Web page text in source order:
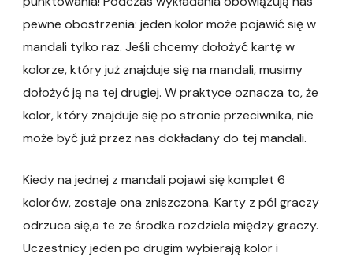
pewne obostrzenia: jeden kolor może pojawić się w
mandali tylko raz. Jeśli chcemy dołożyć kartę w
kolorze, który już znajduje się na mandali, musimy
dołożyć ją na tej drugiej. W praktyce oznacza to, że
kolor, który znajduje się po stronie przeciwnika, nie
może być już przez nas dokładany do tej mandali.
Kiedy na jednej z mandali pojawi się komplet 6
kolorów, zostaje ona zniszczona. Karty z pól graczy
odrzuca się,a te ze środka rozdziela między graczy.
Uczestnicy jeden po drugim wybierają kolor i